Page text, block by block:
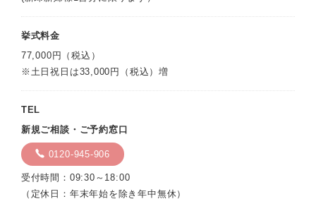
挙式料金
77,000円（税込）
※土日祝日は33,000円（税込）増
TEL
新規ご相談・ご予約窓口
0120-945-906
受付時間：09:30～18:00
（定休日：年末年始を除き年中無休）